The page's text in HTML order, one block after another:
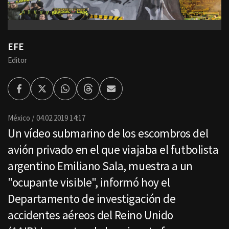
EFE
Editor
FacebookTwitterWhatsappThreadsEnviar
por
México 04.02.2019 14:17
Un vídeo submarino de los escombros del
avión privado en el que viajaba el futbolista
argentino Emiliano Sala, muestra a un
"ocupante visible", informó hoy el
Departamento de investigación de
accidentes aéreos del Reino Unido